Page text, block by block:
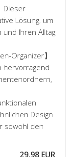
Dieser
Lösung, um
Ihren Alltag
Organizer】
hervorragend
Design
sowohl den
29,98 EUR